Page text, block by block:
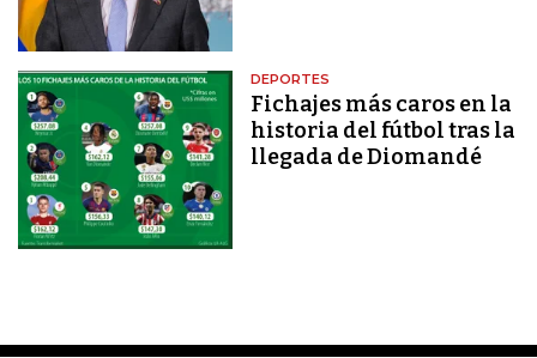
DEPORTES
Fichajes más caros en la
historia del fútbol tras la
llegada de Diomandé